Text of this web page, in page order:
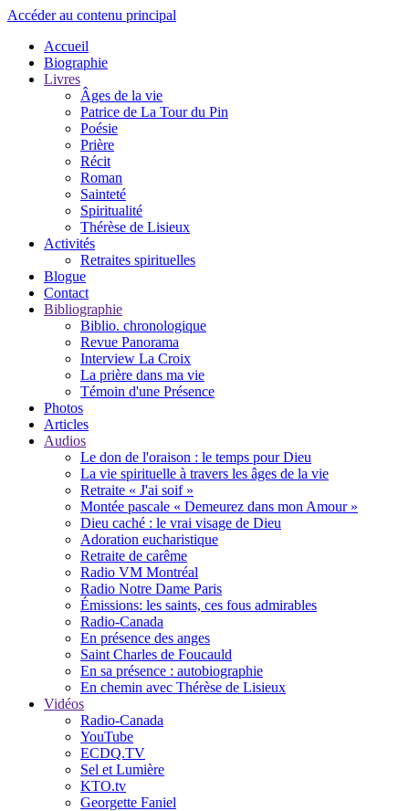
Accéder au contenu principal
Accueil
Biographie
Livres
Âges de la vie
Patrice de La Tour du Pin
Poésie
Prière
Récit
Roman
Sainteté
Spiritualité
Thérèse de Lisieux
Activités
Retraites spirituelles
Blogue
Contact
Bibliographie
Biblio. chronologique
Revue Panorama
Interview La Croix
La prière dans ma vie
Témoin d'une Présence
Photos
Articles
Audios
Le don de l'oraison : le temps pour Dieu
La vie spirituelle à travers les âges de la vie
Retraite « J'ai soif »
Montée pascale « Demeurez dans mon Amour »
Dieu caché : le vrai visage de Dieu
Adoration eucharistique
Retraite de carême
Radio VM Montréal
Radio Notre Dame Paris
Émissions: les saints, ces fous admirables
Radio-Canada
En présence des anges
Saint Charles de Foucauld
En sa présence : autobiographie
En chemin avec Thérèse de Lisieux
Vidéos
Radio-Canada
YouTube
ECDQ.TV
Sel et Lumière
KTO.tv
Georgette Faniel